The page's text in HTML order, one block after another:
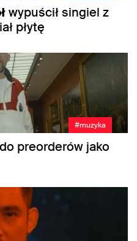
wypuścił singiel z
płytę
#muzyka
preorderów jako